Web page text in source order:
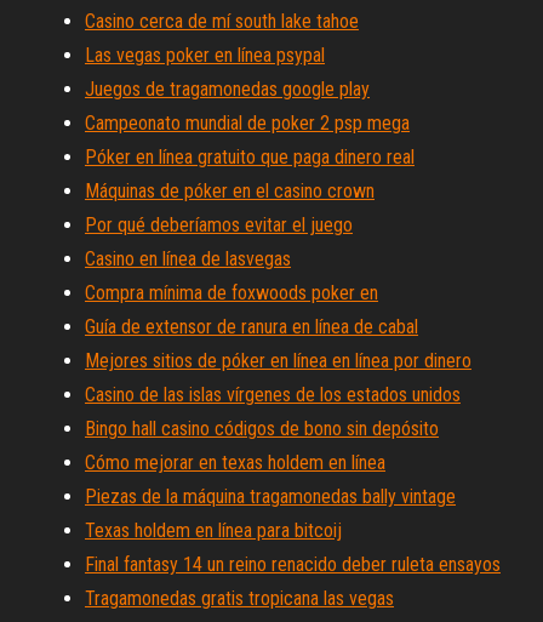
Casino cerca de mí south lake tahoe
Las vegas poker en línea psypal
Juegos de tragamonedas google play
Campeonato mundial de poker 2 psp mega
Póker en línea gratuito que paga dinero real
Máquinas de póker en el casino crown
Por qué deberíamos evitar el juego
Casino en línea de lasvegas
Compra mínima de foxwoods poker en
Guía de extensor de ranura en línea de cabal
Mejores sitios de póker en línea en línea por dinero
Casino de las islas vírgenes de los estados unidos
Bingo hall casino códigos de bono sin depósito
Cómo mejorar en texas holdem en línea
Piezas de la máquina tragamonedas bally vintage
Texas holdem en línea para bitcoij
Final fantasy 14 un reino renacido deber ruleta ensayos
Tragamonedas gratis tropicana las vegas